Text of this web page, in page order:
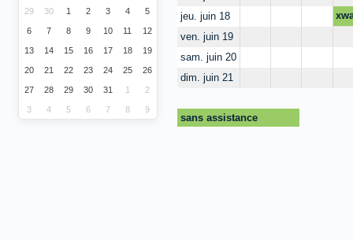
29 30 1 2 3 4 5
6 7 8 9 10 11 12
13 14 15 16 17 18 19
20 21 22 23 24 25 26
27 28 29 30 31 1 2
3 4 5 6 7 8 9
jeu. juin 18
ven. juin 19
sam. juin 20
dim. juin 21
sans assistance